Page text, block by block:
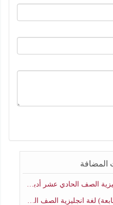
المضافة
عشر أدبي منتصف الفصل الثاني
الحادي عشر أدبي منتصف الفصل الثاني